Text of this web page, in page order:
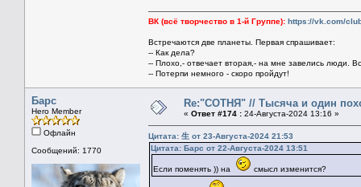
ВК (всё творчество в 1-й Группе): https://vk.com/
Встречаются две планеты. Первая спрашивает:
-- Как дела?
-- Плохо,- отвечает вторая,- на мне завелись люди.
-- Потерпи немного - скоро пройдут!
Барс
Hero Member
Офлайн
Сообщений: 1770
Re:"СОТНЯ" // Тысяча и один
« Ответ #174 : 24-Августа-2024 13:16 »
Цитата: 生 от 23-Августа-2024 21:53
Цитата: Барс от 22-Августа-2024 13:51
Если поменять )) на смысл изменится?